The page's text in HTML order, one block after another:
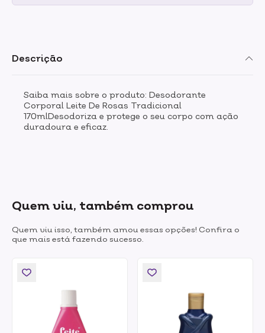
Descrição
Saiba mais sobre o produto: Desodorante
Corporal Leite De Rosas Tradicional
170mlDesodoriza e protege o seu corpo com ação
duradoura e eficaz.
Quem viu, também comprou
Quem viu isso, também amou essas opções! Confira o
que mais está fazendo sucesso.